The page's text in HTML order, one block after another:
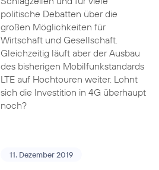
politische Debatten über die
großen Möglichkeiten für
Wirtschaft und Gesellschaft.
Gleichzeitig läuft aber der Ausbau
des bisherigen Mobilfunkstandards
LTE auf Hochtouren weiter. Lohnt
sich die Investition in 4G überhaupt
noch?
11. Dezember 2019